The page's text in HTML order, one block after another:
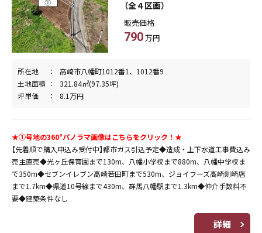
（全４区画）
販売価格
790万円
所在地
高崎市八幡町1012番1、1012番9
土地面積
321.84㎡(97.35坪)
坪単価
8.1万円
★①号地の360°パノラマ画像はこちらをクリック！★
【先着順で購入申込み受付中】都市ガス引込予定◆造成・上下水道工事費込み
売主直売◆光ヶ丘保育園まで130m、八幡小学校まで880m、八幡中学校ま
で350m◆セブンイレブン高崎若田町まで530m、ジョイフーズ高崎剣崎店
まで1.7km◆県道10号線まで430m、群馬八幡駅まで1.3km◆仲介手数料不
要◆建築条件なし
詳細